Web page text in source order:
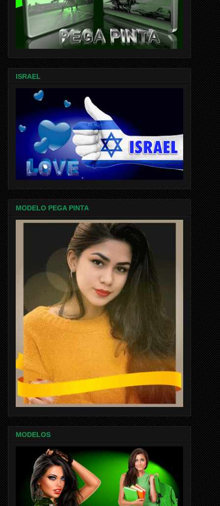
ISRAEL
MODELO PEGA PINTA
MODELOS